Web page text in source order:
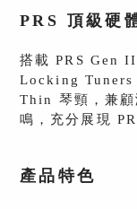
PRS 頂級硬
搭載 PRS Gen
Locking
Thin 琴頸，兼顧
鳴，充分展現
產品特色